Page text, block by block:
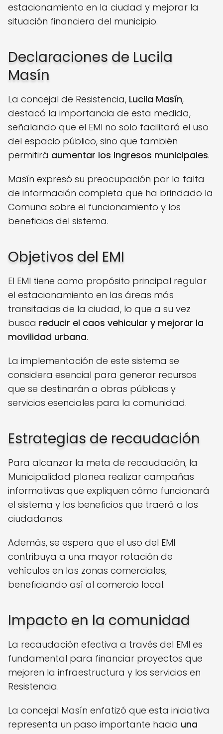
estacionamiento en la ciudad y mejorar la
situación financiera del municipio.
Declaraciones de Lucila
Masín
La concejal de Resistencia, Lucila Masín,
destacó la importancia de esta medida,
señalando que el EMI no solo facilitará el uso
del espacio público, sino que también
permitirá aumentar los ingresos municipales.
Masín expresó su preocupación por la falta
de información completa que ha brindado la
Comuna sobre el funcionamiento y los
beneficios del sistema.
Objetivos del EMI
El EMI tiene como propósito principal regular
el estacionamiento en las áreas más
transitadas de la ciudad, lo que a su vez
busca reducir el caos vehicular y mejorar la
movilidad urbana.
La implementación de este sistema se
considera esencial para generar recursos
que se destinarán a obras públicas y
servicios esenciales para la comunidad.
Estrategias de recaudación
Para alcanzar la meta de recaudación, la
Municipalidad planea realizar campañas
informativas que expliquen cómo funcionará
el sistema y los beneficios que traerá a los
ciudadanos.
Además, se espera que el uso del EMI
contribuya a una mayor rotación de
vehículos en las zonas comerciales,
beneficiando así al comercio local.
Impacto en la comunidad
La recaudación efectiva a través del EMI es
fundamental para financiar proyectos que
mejoren la infraestructura y los servicios en
Resistencia.
La concejal Masín enfatizó que esta iniciativa
representa un paso importante hacia una